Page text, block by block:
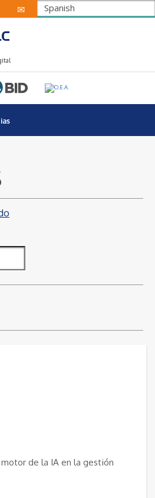
Spanish
de la IA en la gestión